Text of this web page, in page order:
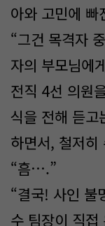
아와 고민에 빠
“그건 목격자
자의 부모님에
전직 4선 의원
식을 전해 듣고
하면서, 철저
“흠….”
“결국! 사인 불
수 팀장이 직접